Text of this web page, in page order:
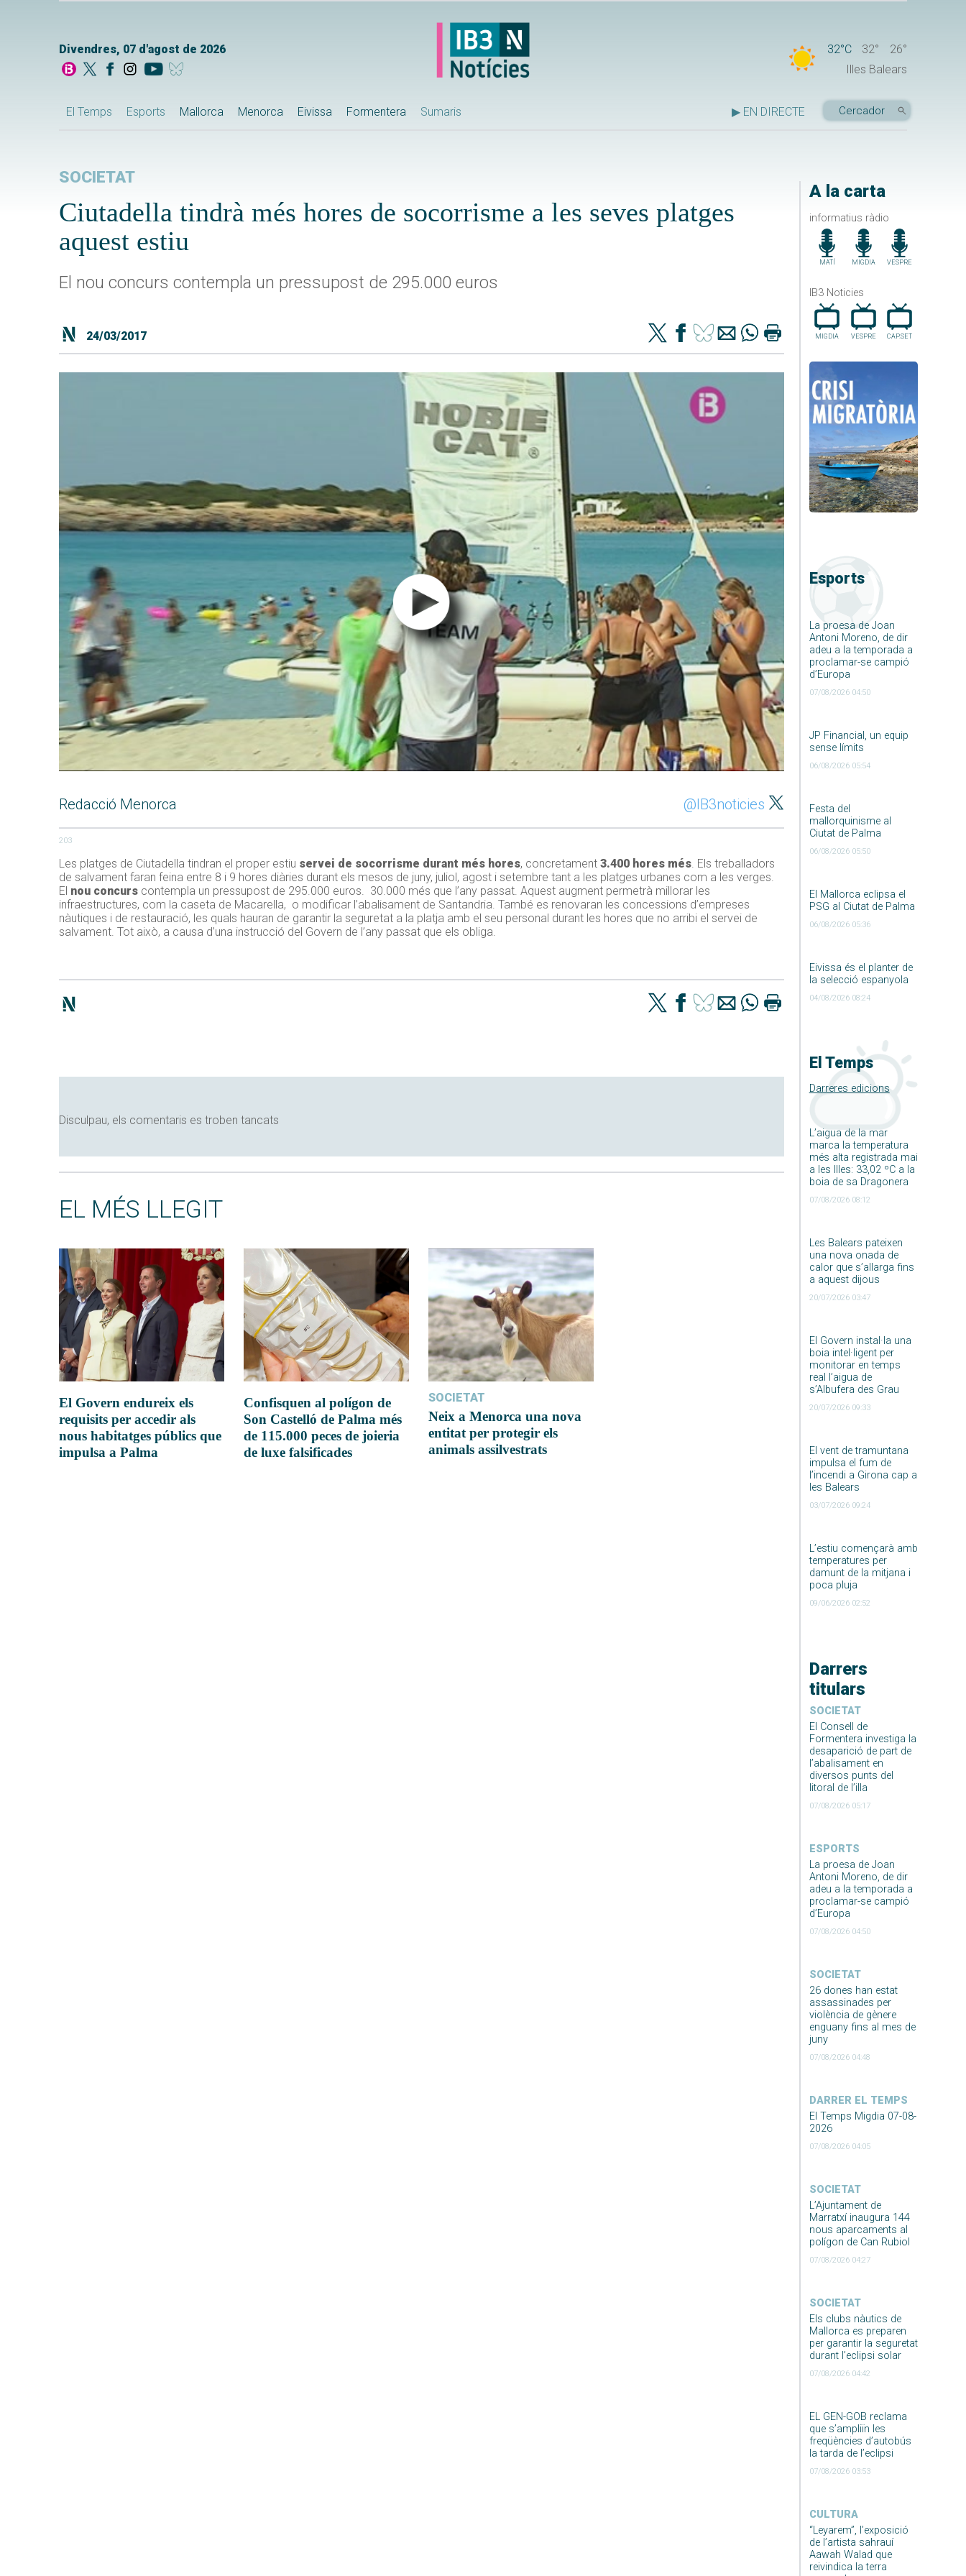
Divendres, 07 d'agost de 2026 32°C 32°
26°
Illes Balears
El Temps Esports Mallorca Menorca Eivissa Formentera Sumaris ▶ EN DIRECTE
A la carta
informatius ràdio
MATÍ MIGDIA VESPRE
IB3 Noticies
MIGDIA VESPRE CAP.SET
Esports
La proesa de Joan
Antoni Moreno, de dir
adeu a la temporada a
proclamar-se campió
d’Europa
07/08/2026 04:50
JP Financial, un equip
sense límits
06/08/2026 05:54
Festa del
mallorquinisme al
Ciutat de Palma
06/08/2026 05:50
El Mallorca eclipsa el
PSG al Ciutat de Palma
06/08/2026 05:36
Eivissa és el planter de
la selecció espanyola
04/08/2026 08:24
El Temps
Darreres edicions
L’aigua de la mar
marca la temperatura
més alta registrada mai
a les Illes: 33,02 ºC a la
boia de sa Dragonera
07/08/2026 08:12
Les Balears pateixen
una nova onada de
calor que s’allarga fins
a aquest dijous
20/07/2026 03:47
El Govern instal·la una
boia intel·ligent per
monitorar en temps
real l’aigua de
s’Albufera des Grau
20/07/2026 09:33
El vent de tramuntana
impulsa el fum de
l’incendi a Girona cap a
les Balears
03/07/2026 09:24
L’estiu començarà amb
temperatures per
damunt de la mitjana i
poca pluja
09/06/2026 02:52
Darrers
titulars
SOCIETAT
El Consell de
Formentera investiga la
desaparició de part de
l’abalisament en
diversos punts del
litoral de l’illa
07/08/2026 05:17
ESPORTS
La proesa de Joan
Antoni Moreno, de dir
adeu a la temporada a
proclamar-se campió
d’Europa
07/08/2026 04:50
SOCIETAT
26 dones han estat
assassinades per
violència de gènere
enguany fins al mes de
juny
07/08/2026 04:48
DARRER EL TEMPS
El Temps Migdia 07-08-
2026
07/08/2026 04:05
SOCIETAT
L’Ajuntament de
Marratxí inaugura 144
nous aparcaments al
polígon de Can Rubiol
07/08/2026 04:27
SOCIETAT
Els clubs nàutics de
Mallorca es preparen
per garantir la seguretat
durant l’eclipsi solar
07/08/2026 04:42
EL GEN-GOB reclama
que s’ampliïn les
freqüències d’autobús
la tarda de l’eclipsi
07/08/2026 03:53
CULTURA
“Leyarem”, l’exposició
de l’artista sahrauí
Aawah Walad que
reivindica la terra
SOCIETAT
Ciutadella tindrà més hores de socorrisme a les seves platges
aquest estiu
El nou concurs contempla un pressupost de 295.000 euros
24/03/2017
Redacció Menorca @IB3noticies
203
Les platges de Ciutadella tindran el proper estiu servei de socorrisme durant més hores, concretament 3.400 hores més. Els treballadors
de salvament faran feina entre 8 i 9 hores diàries durant els mesos de juny, juliol, agost i setembre tant a les platges urbanes com a les verges.
El nou concurs contempla un pressupost de 295.000 euros. 30.000 més que l’any passat. Aquest augment permetrà millorar les
infraestructures, com la caseta de Macarella, o modificar l’abalisament de Santandria. També es renovaran les concessions d’empreses
nàutiques i de restauració, les quals hauran de garantir la seguretat a la platja amb el seu personal durant les hores que no arribi el servei de
salvament. Tot això, a causa d’una instrucció del Govern de l’any passat que els obliga.
Disculpau, els comentaris es troben tancats
EL MÉS LLEGIT
El Govern endureix els
requisits per accedir als
nous habitatges públics que
impulsa a Palma
Confisquen al polígon de
Son Castelló de Palma més
de 115.000 peces de joieria
de luxe falsificades
SOCIETAT
Neix a Menorca una nova
entitat per protegir els
animals assilvestrats